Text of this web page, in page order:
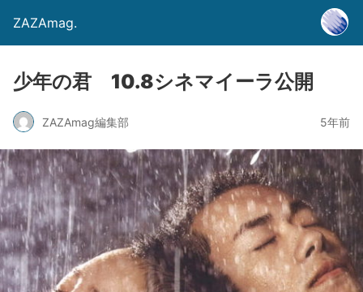
ZAZAmag.
少年の君 10.8シネマイーラ公開
ZAZAmag編集部 5年前